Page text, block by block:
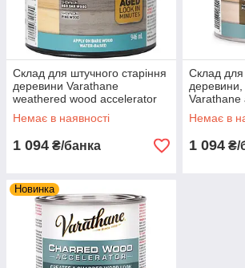
Склад для штучного старіння
деревини Varathane
weathered wood accelerator
0.946л
Немає в наявності
1 094 ₴/банка
Склад для
деревини,
Varathane
accelerator
Немає в
1 094 ₴/
Новинка